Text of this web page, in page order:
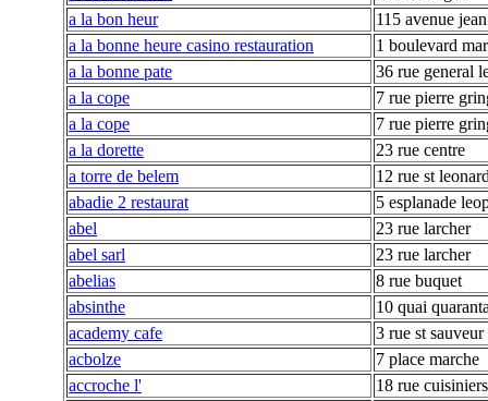
a la bon heur
115 avenue
a la bonne heure casino restauration
1 boulevard
a la bonne pate
36 rue general
a la cope
7 rue pierre
a la cope
7 rue pierre
a la dorette
23 rue centre
a torre de belem
12 rue st
abadie 2 restaurat
5 esplanade
abel
23 rue larcher
abel sarl
23 rue larcher
abelias
8 rue buquet
absinthe
10 quai
academy cafe
3 rue st sauveur
acbolze
7 place marche
accroche l'
18 rue cuisiniers